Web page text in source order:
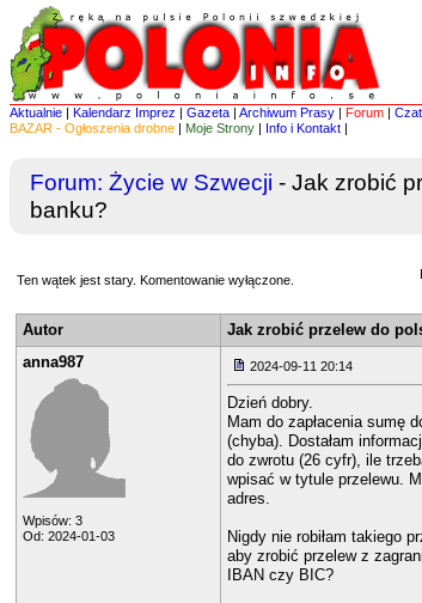
Aktualnie | Kalendarz Imprez | Gazeta | Archiwum Prasy | Forum | Czat
BAZAR - Ogłoszenia drobne | Moje Strony | Info i Kontakt |
Forum: Życie w Szwecji - Jak zrobić
banku?
Ten wątek jest stary. Komentowanie wyłączone.
Autor
Jak zrobić przelew do
anna987
Wpisów: 3
Od: 2024-01-03
2024-09-11 20:14
Dzień dobry.
Mam do zapłacenia sumę
(chyba). Dostałam
do zwrotu (26 cyfr), ile
wpisać w tytule przelewu.
adres.
Nigdy nie robiłam takiego
aby zrobić przelew z
IBAN czy BIC?